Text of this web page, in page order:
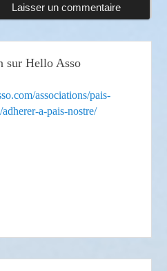
sur Hello Asso
associations/pais-
a-pais-nostre/